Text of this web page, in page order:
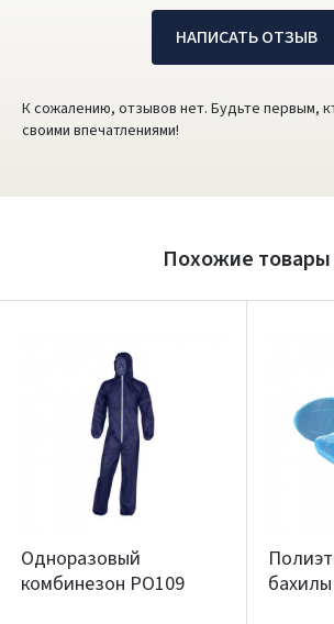
НАПИСАТЬ ОТЗЫВ
К сожалению, отзывов нет. Будьте первым,
своими впечатлениями!
Похожие товары
Одноразовый
комбинезон PO109